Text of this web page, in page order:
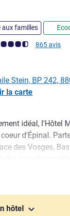
aux familles
(Note ALL)865 avis
Stein, BP 242,
la carte
idéal, l'Hôtel
d'Épinal.
des Vosges,
de notre espace
esthétique.
avec une bière
hôtel